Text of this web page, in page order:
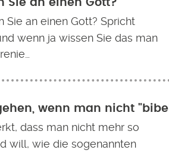
Sie an einen Gott?
Sie an einen Gott? Spricht
wenn ja wissen Sie das man
wenn man nicht
dass man nicht mehr so
will, wie die sogenannten